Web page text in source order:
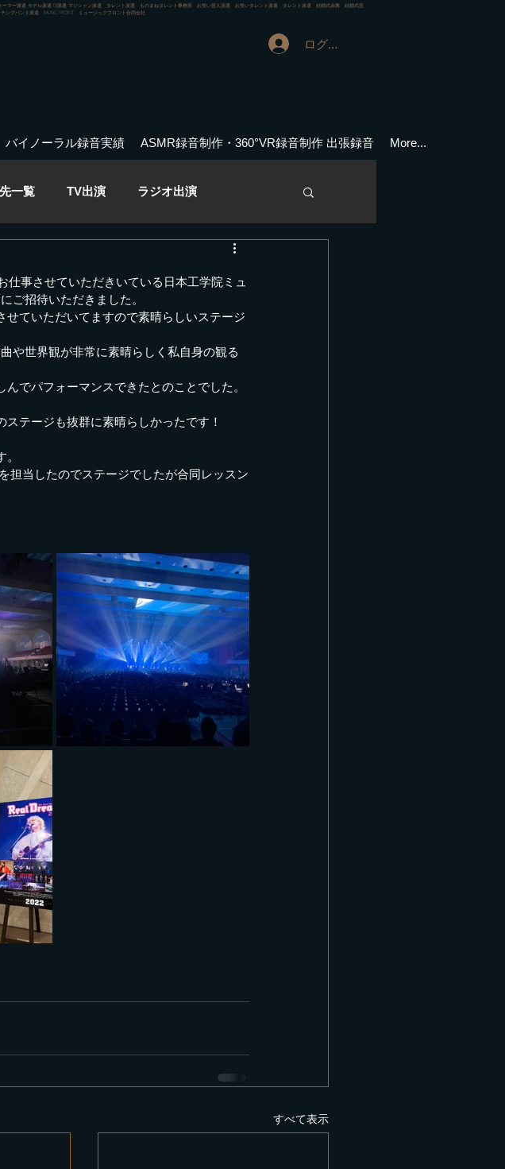
マー派遣 モデル派遣 DJ派遣 マジシャン派遣 タレント派遣 ものまねタレント事務所 お笑い芸人派遣 お笑いタレント派遣 タレント派遣 結婚式余興 結婚式芸
ングバンド派遣 MUSIC FRONT ミュージックフロント合同会社
ログイン
バイノーラル録音実績 ASMR録音制作・360°VR録音制作 出張録音 More...
一覧 TV出演 ラジオ出演
審査員
Up アーティスト メディア情報
仕事させていただきいている日本工学院ミュ
ご招待いただきました。
ていただいてますので素晴らしいステージ
や世界観が非常に素晴らしく私自身の観る
でパフォーマンスできたとのことでした。
テージも抜群に素晴らしかったです！
担当したのでステージでしたが合同レッスン
すべて表示